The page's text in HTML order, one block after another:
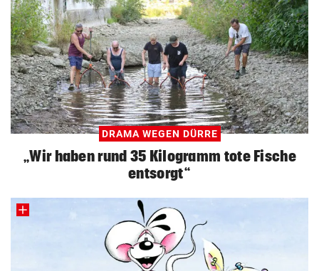
DRAMA WEGEN DÜRRE
„Wir haben rund 35 Kilogramm tote Fische
entsorgt“